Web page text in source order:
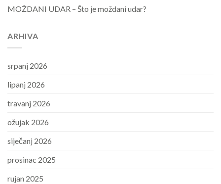
MOŽDANI UDAR – Što je moždani udar?
ARHIVA
srpanj 2026
lipanj 2026
travanj 2026
ožujak 2026
siječanj 2026
prosinac 2025
rujan 2025